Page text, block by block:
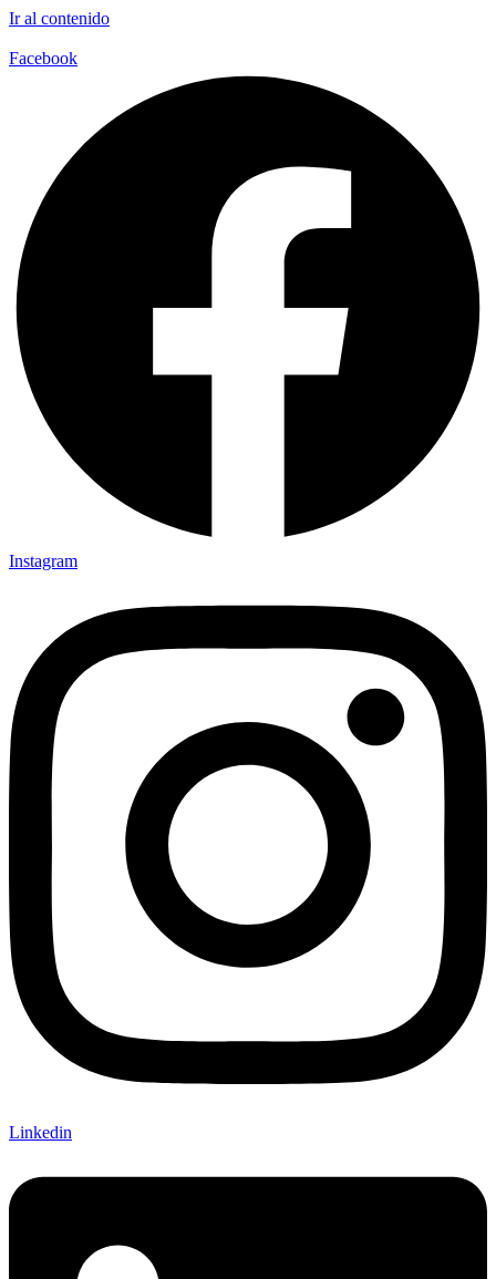
Ir al contenido
Facebook
Instagram
Linkedin